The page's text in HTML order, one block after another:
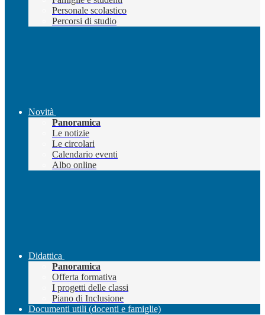
Personale scolastico
Percorsi di studio
Novità
Panoramica
Le notizie
Le circolari
Calendario eventi
Albo online
Didattica
Panoramica
Offerta formativa
I progetti delle classi
Piano di Inclusione
Documenti utili (docenti e famiglie)